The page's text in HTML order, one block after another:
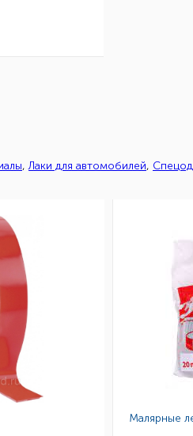
,Лаки для автомобилей,
Малярные